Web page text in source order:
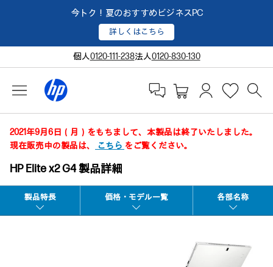
今トク！夏のおすすめビジネスPC
詳しくはこちら
個人0120-111-238法人0120-830-130
2021年9月6日（月）をもちまして、本製品は終了いたしました。
現在販売中の製品は、
こちら をご覧ください。
HP Elite x2 G4 製品詳細
製品特長 価格・モデル一覧 各部名称